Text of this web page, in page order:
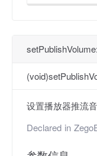
setPublishVolume:
设置播放器推流
Declared in